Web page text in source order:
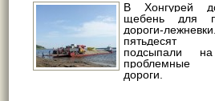
В Хонгурей
щебень для
дороги-
подсыпали
проблемные
дороги.